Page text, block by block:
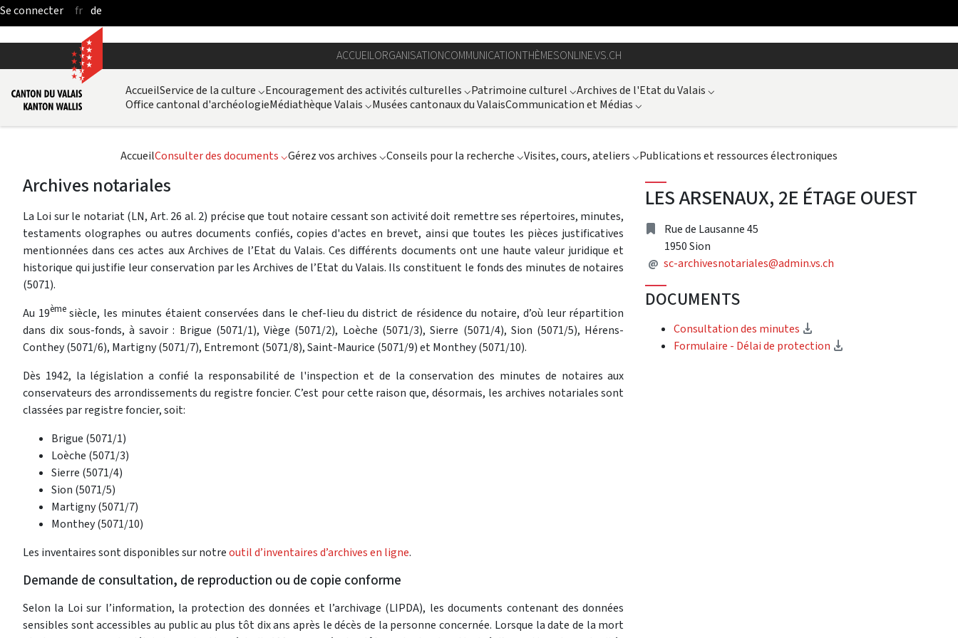
Saut au contenu principal
fr de
ACCUEILORGANISATIONCOMMUNICATIONTHÈMESONLINE.VS.CH
AccueilService de la culture ⌵Encouragement des activités culturelles ⌵Patrimoine culturel ⌵Archives de l'Etat du Valais ⌵
Office cantonal d'archéologieMédiathèque Valais ⌵Musées cantonaux du ValaisCommunication et Médias ⌵
AccueilConsulter des documents ⌵Gérez vos archives ⌵Conseils pour la recherche ⌵Visites, cours, ateliers ⌵Publications et ressources électroniques
Archives notariales
La Loi sur le notariat (LN, Art. 26 al. 2) précise que tout notaire cessant son activité doit remettre ses répertoires, minutes,
testaments olographes ou autres documents confiés, copies d'actes en brevet, ainsi que toutes les pièces justificatives
mentionnées dans ces actes aux Archives de l’Etat du Valais. Ces différents documents ont une haute valeur juridique et
historique qui justifie leur conservation par les Archives de l’Etat du Valais. Ils constituent le fonds des minutes de notaires
(5071).
Au 19èmesiècle, les minutes étaient conservées dans le chef-lieu du district de résidence du notaire, d’où leur répartition
dans dix sous-fonds, à savoir : Brigue (5071/1), Viège (5071/2), Loèche (5071/3), Sierre (5071/4), Sion (5071/5), Hérens-
Conthey (5071/6), Martigny (5071/7), Entremont (5071/8), Saint-Maurice (5071/9) et Monthey (5071/10).
Dès 1942, la législation a confié la responsabilité de l'inspection et de la conservation des minutes de notaires aux
conservateurs des arrondissements du registre foncier. C’est pour cette raison que, désormais, les archives notariales sont
classées par registre foncier, soit:
Brigue (5071/1)
Loèche (5071/3)
Sierre (5071/4)
Sion (5071/5)
Martigny (5071/7)
Monthey (5071/10)
Les inventaires sont disponibles sur notreoutil d’inventaires d’archives en ligne.
Demande de consultation, de reproduction ou de copie conforme
Selon la Loi sur l’information, la protection des données et l’archivage (LIPDA), les documents contenant des données
sensibles sont accessibles au public au plus tôt dix ans après le décès de la personne concernée. Lorsque la date de la mort
LES ARSENAUX, 2E ÉTAGE OUEST
adresse
Rue de Lausanne 45
1950 Sion
@ Adresse courriel
sc-archivesnotariales@admin.vs.ch
DOCUMENTS
Consultation des minutes
Formulaire - Délai de protection